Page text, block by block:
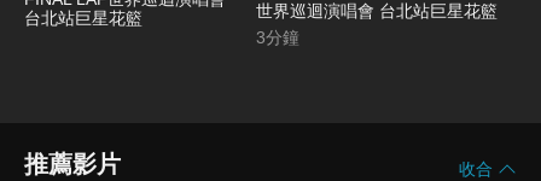
世界巡迴演唱會 台北站巨星花籃
3分鐘
推薦影片 收合